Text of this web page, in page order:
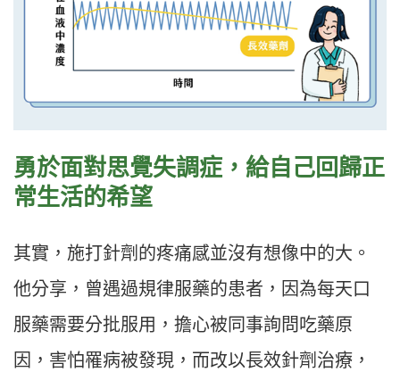
勇於面對思覺失調症，給自己回歸正
常生活的希望
其實，施打針劑的疼痛感並沒有想像中的大。
他分享，曾遇過規律服藥的患者，因為每天口
服藥需要分批服用，擔心被同事詢問吃藥原
因，害怕罹病被發現，而改以長效針劑治療，